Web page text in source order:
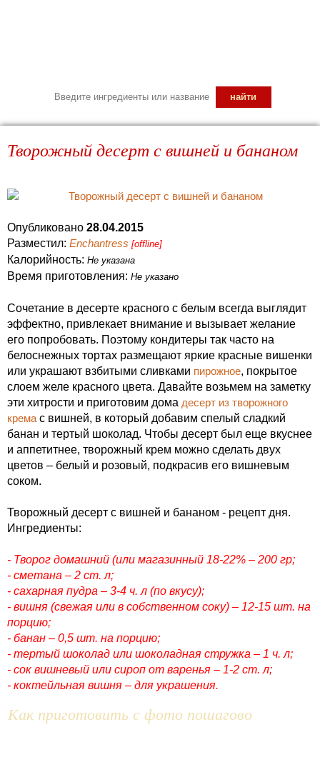
Творожный десерт с вишней и бананом
Опубликовано 28.04.2015
Разместил: Enchantress [offline]
Калорийность: Не указана
Время приготовления: Не указано
Сочетание в десерте красного с белым всегда выглядит
эффектно, привлекает внимание и вызывает желание
его попробовать. Поэтому кондитеры так часто на
белоснежных тортах размещают яркие красные вишенки
или украшают взбитыми сливками пирожное, покрытое
слоем желе красного цвета. Давайте возьмем на заметку
эти хитрости и приготовим дома десерт из творожного
крема с вишней, в который добавим спелый сладкий
банан и тертый шоколад. Чтобы десерт был еще вкуснее
и аппетитнее, творожный крем можно сделать двух
цветов – белый и розовый, подкрасив его вишневым
соком.
Творожный десерт с вишней и бананом - рецепт дня.
Ингредиенты:
- Творог домашний (или магазинный 18-22% – 200 гр;
- сметана – 2 ст. л;
- сахарная пудра – 3-4 ч. л (по вкусу);
- вишня (свежая или в собственном соку) – 12-15 шт. на
порцию;
- банан – 0,5 шт. на порцию;
- тертый шоколад или шоколадная стружка – 1 ч. л;
- сок вишневый или сироп от варенья – 1-2 ст. л;
- коктейльная вишня – для украшения.
Как приготовить с фото пошагово